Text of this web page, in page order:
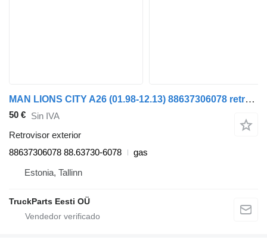
MAN LIONS CITY A26 (01.98-12.13) 88637306078 retrovisor exterior para MAN Lion's bus (1991-) autobús
50 € Sin IVA
Retrovisor exterior
88637306078 88.63730-6078
gas
Estonia, Tallinn
TruckParts Eesti OÜ